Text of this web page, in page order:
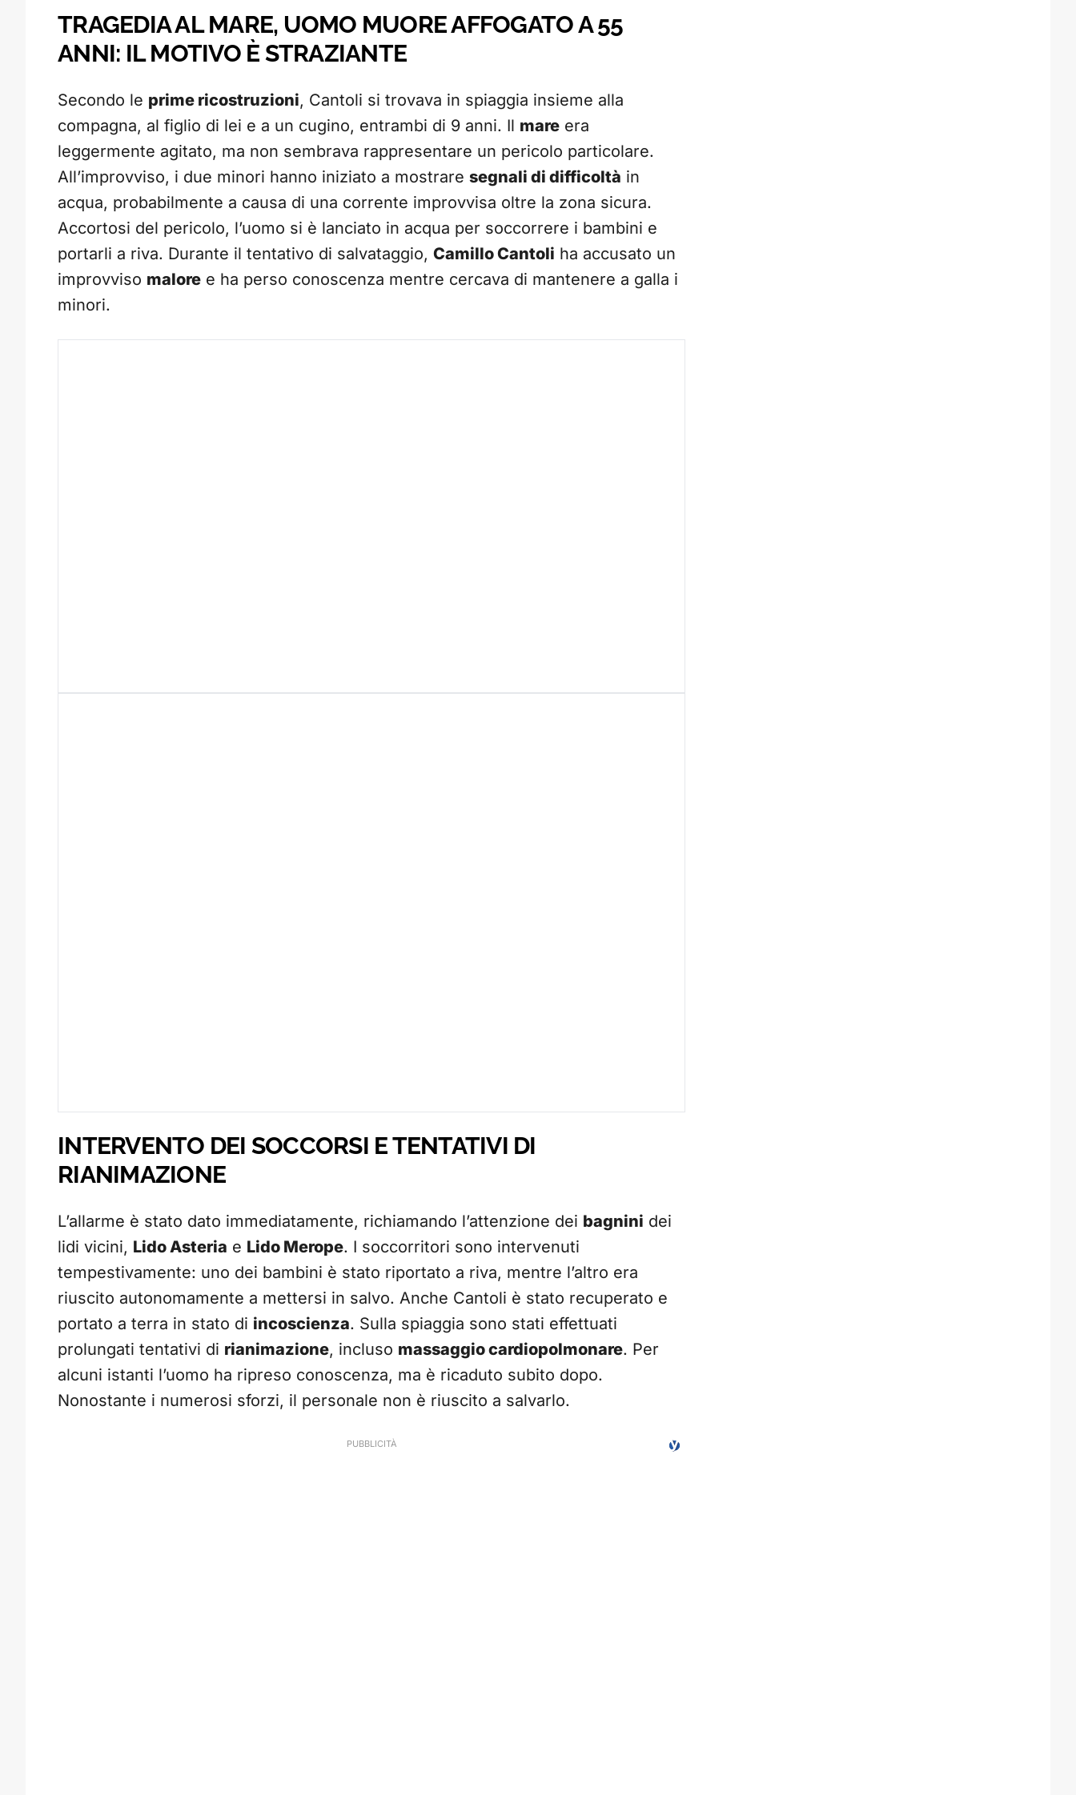
TRAGEDIA AL MARE, UOMO MUORE AFFOGATO A 55
ANNI: IL MOTIVO È STRAZIANTE
Secondo le prime ricostruzioni, Cantoli si trovava in spiaggia insieme alla
compagna, al figlio di lei e a un cugino, entrambi di 9 anni. Il mare era
leggermente agitato, ma non sembrava rappresentare un pericolo particolare.
All’improvviso, i due minori hanno iniziato a mostrare segnali di difficoltà in
acqua, probabilmente a causa di una corrente improvvisa oltre la zona sicura.
Accortosi del pericolo, l’uomo si è lanciato in acqua per soccorrere i bambini e
portarli a riva. Durante il tentativo di salvataggio, Camillo Cantoli ha accusato un
improvviso malore e ha perso conoscenza mentre cercava di mantenere a galla i
minori.
INTERVENTO DEI SOCCORSI E TENTATIVI DI
RIANIMAZIONE
L’allarme è stato dato immediatamente, richiamando l’attenzione dei bagnini dei
lidi vicini, Lido Asteria e Lido Merope. I soccorritori sono intervenuti
tempestivamente: uno dei bambini è stato riportato a riva, mentre l’altro era
riuscito autonomamente a mettersi in salvo. Anche Cantoli è stato recuperato e
portato a terra in stato di incoscienza. Sulla spiaggia sono stati effettuati
prolungati tentativi di rianimazione, incluso massaggio cardiopolmonare. Per
alcuni istanti l’uomo ha ripreso conoscenza, ma è ricaduto subito dopo.
Nonostante i numerosi sforzi, il personale non è riuscito a salvarlo.